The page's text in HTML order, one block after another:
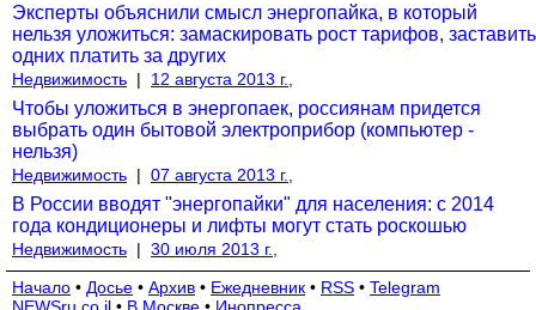
Эксперты объяснили смысл энергопайка, в который
нельзя уложиться: замаскировать рост тарифов, заставить
одних платить за других
Недвижимость | 12 августа 2013 г.,
Чтобы уложиться в энергопаек, россиянам придется
выбрать один бытовой электроприбор (компьютер -
нельзя)
Недвижимость | 07 августа 2013 г.,
В России вводят "энергопайки" для населения: с 2014
года кондиционеры и лифты могут стать роскошью
Недвижимость | 30 июля 2013 г.,
Начало • Досье • Архив • Ежедневник • RSS • Telegram
NEWSru.co.il • В Москве • Инопресса